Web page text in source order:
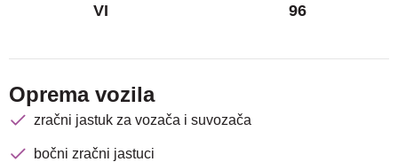
VI 96
Oprema vozila
zračni jastuk za vozača i suvozača
bočni zračni jastuci